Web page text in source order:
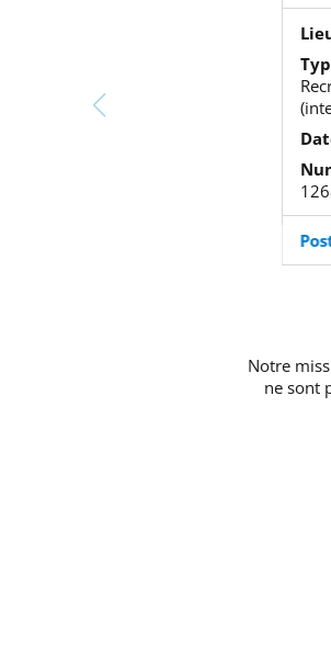
Notre
ne sont